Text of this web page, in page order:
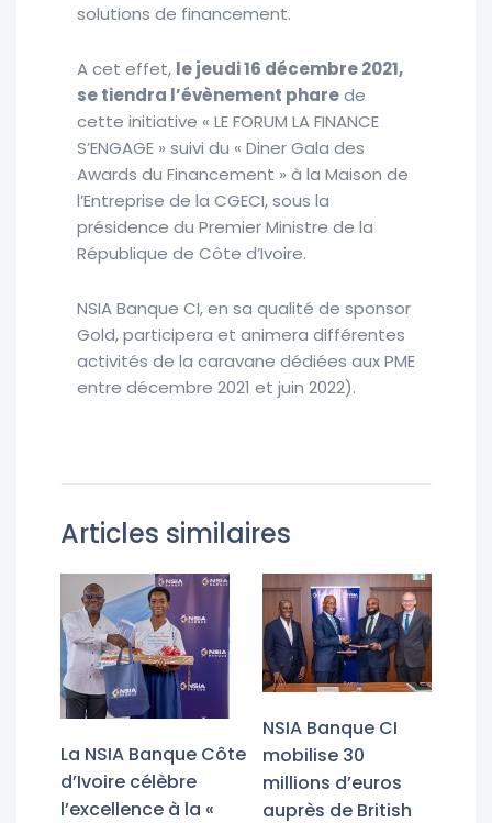
solutions de financement.
A cet effet, le jeudi 16 décembre 2021,
se tiendra l’évènement pharede
cette initiative « LE FORUM LA FINANCE
S’ENGAGE » suivi du « Diner Gala des
Awards du Financement » à la Maison de
l’Entreprise de la CGECI, sous la
présidence du Premier Ministre de la
République de Côte d’Ivoire.
NSIA Banque CI, en sa qualité de sponsor
Gold, participera et animera différentes
activités de la caravane dédiées aux PME
entre décembre 2021 et juin 2022).
Articles similaires
La NSIA Banque Côte
d’Ivoire célèbre
l’excellence à la «
NSIA Banque CI
mobilise 30
millions d’euros
auprès de British